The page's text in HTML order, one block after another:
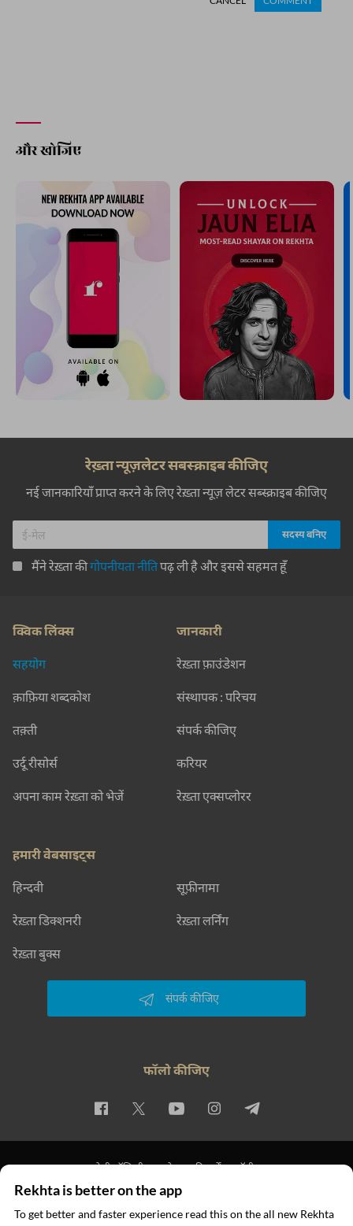
और खोजिए
रेख़्ता न्यूज़लेटर सबस्क्राइब कीजिए
नई जानकारियाँ प्राप्त करने के लिए रेख़्ता न्यूज़ लेटर सब्स्क्राइब कीजिए
मैंने रेख़्ता कीगोपनीयता नीतिपढ़ ली है और इससे सहमत हूँ
क्विक लिंक्स
सहयोग
क़ाफ़िया शब्दकोश
तक़्ती
उर्दू रीसोर्स
अपना काम रेख़्ता को भेजें
जानकारी
रेख़्ता फ़ाउंडेशन
संस्थापक : परिचय
संपर्क कीजिए
करियर
रेख़्ता एक्सप्लोरर
हमारी वेबसाइट्स
हिन्दवी सूफ़ीनामा
रेख़्ता डिक्शनरी रेख़्ता लर्निंग
रेख़्ता बुक्स
संपर्क कीजिए
फॉलो कीजिए
प्राइवेसी पॉलिसी इस्तेमाल की शर्तें कॉपीराइट
© 2026 Rekhta™ Foundation. All rights reserved.
Rekhta is better on the app
To get better and faster experience read this on the all new Rekhta